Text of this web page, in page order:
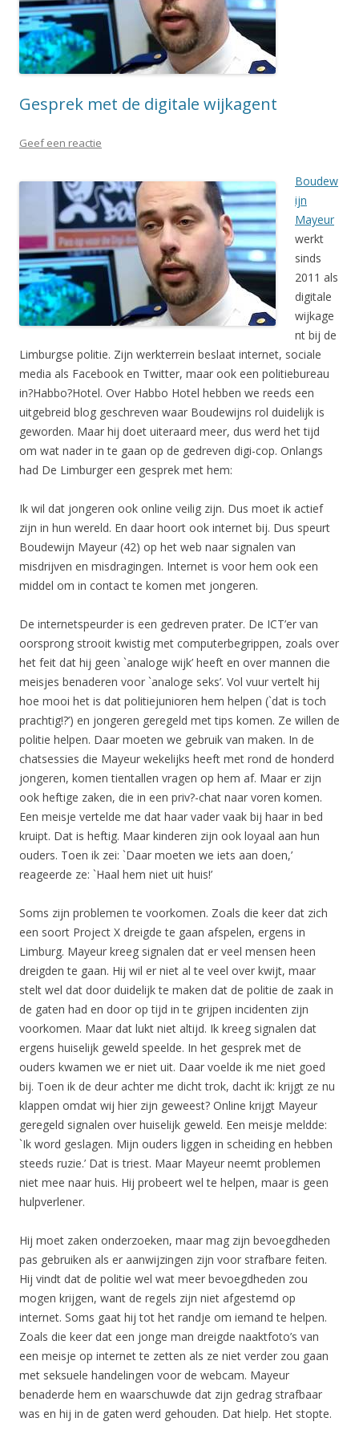
Gesprek met de digitale wijkagent
Geef een reactie
Boudew
ijn
Mayeur
werkt
sinds
2011 als
digitale
wijkage
nt bij de
Limburgse politie. Zijn werkterrein beslaat internet, sociale
media als Facebook en Twitter, maar ook een politiebureau
in?Habbo?Hotel. Over Habbo Hotel hebben we reeds een
uitgebreid blog geschreven waar Boudewijns rol duidelijk is
geworden. Maar hij doet uiteraard meer, dus werd het tijd
om wat nader in te gaan op de gedreven digi-cop. Onlangs
had De Limburger een gesprek met hem:
Ik wil dat jongeren ook online veilig zijn. Dus moet ik actief
zijn in hun wereld. En daar hoort ook internet bij. Dus speurt
Boudewijn Mayeur (42) op het web naar signalen van
misdrijven en misdragingen. Internet is voor hem ook een
middel om in contact te komen met jongeren.
De internetspeurder is een gedreven prater. De ICT’er van
oorsprong strooit kwistig met computerbegrippen, zoals over
het feit dat hij geen `analoge wijk’ heeft en over mannen die
meisjes benaderen voor `analoge seks’. Vol vuur vertelt hij
hoe mooi het is dat politiejunioren hem helpen (`dat is toch
prachtig!?’) en jongeren geregeld met tips komen. Ze willen de
politie helpen. Daar moeten we gebruik van maken. In de
chatsessies die Mayeur wekelijks heeft met rond de honderd
jongeren, komen tientallen vragen op hem af. Maar er zijn
ook heftige zaken, die in een priv?-chat naar voren komen.
Een meisje vertelde me dat haar vader vaak bij haar in bed
kruipt. Dat is heftig. Maar kinderen zijn ook loyaal aan hun
ouders. Toen ik zei: `Daar moeten we iets aan doen,’
reageerde ze: `Haal hem niet uit huis!’
Soms zijn problemen te voorkomen. Zoals die keer dat zich
een soort Project X dreigde te gaan afspelen, ergens in
Limburg. Mayeur kreeg signalen dat er veel mensen heen
dreigden te gaan. Hij wil er niet al te veel over kwijt, maar
stelt wel dat door duidelijk te maken dat de politie de zaak in
de gaten had en door op tijd in te grijpen incidenten zijn
voorkomen. Maar dat lukt niet altijd. Ik kreeg signalen dat
ergens huiselijk geweld speelde. In het gesprek met de
ouders kwamen we er niet uit. Daar voelde ik me niet goed
bij. Toen ik de deur achter me dicht trok, dacht ik: krijgt ze nu
klappen omdat wij hier zijn geweest? Online krijgt Mayeur
geregeld signalen over huiselijk geweld. Een meisje meldde:
`Ik word geslagen. Mijn ouders liggen in scheiding en hebben
steeds ruzie.’ Dat is triest. Maar Mayeur neemt problemen
niet mee naar huis. Hij probeert wel te helpen, maar is geen
hulpverlener.
Hij moet zaken onderzoeken, maar mag zijn bevoegdheden
pas gebruiken als er aanwijzingen zijn voor strafbare feiten.
Hij vindt dat de politie wel wat meer bevoegdheden zou
mogen krijgen, want de regels zijn niet afgestemd op
internet. Soms gaat hij tot het randje om iemand te helpen.
Zoals die keer dat een jonge man dreigde naaktfoto’s van
een meisje op internet te zetten als ze niet verder zou gaan
met seksuele handelingen voor de webcam. Mayeur
benaderde hem en waarschuwde dat zijn gedrag strafbaar
was en hij in de gaten werd gehouden. Dat hielp. Het stopte.